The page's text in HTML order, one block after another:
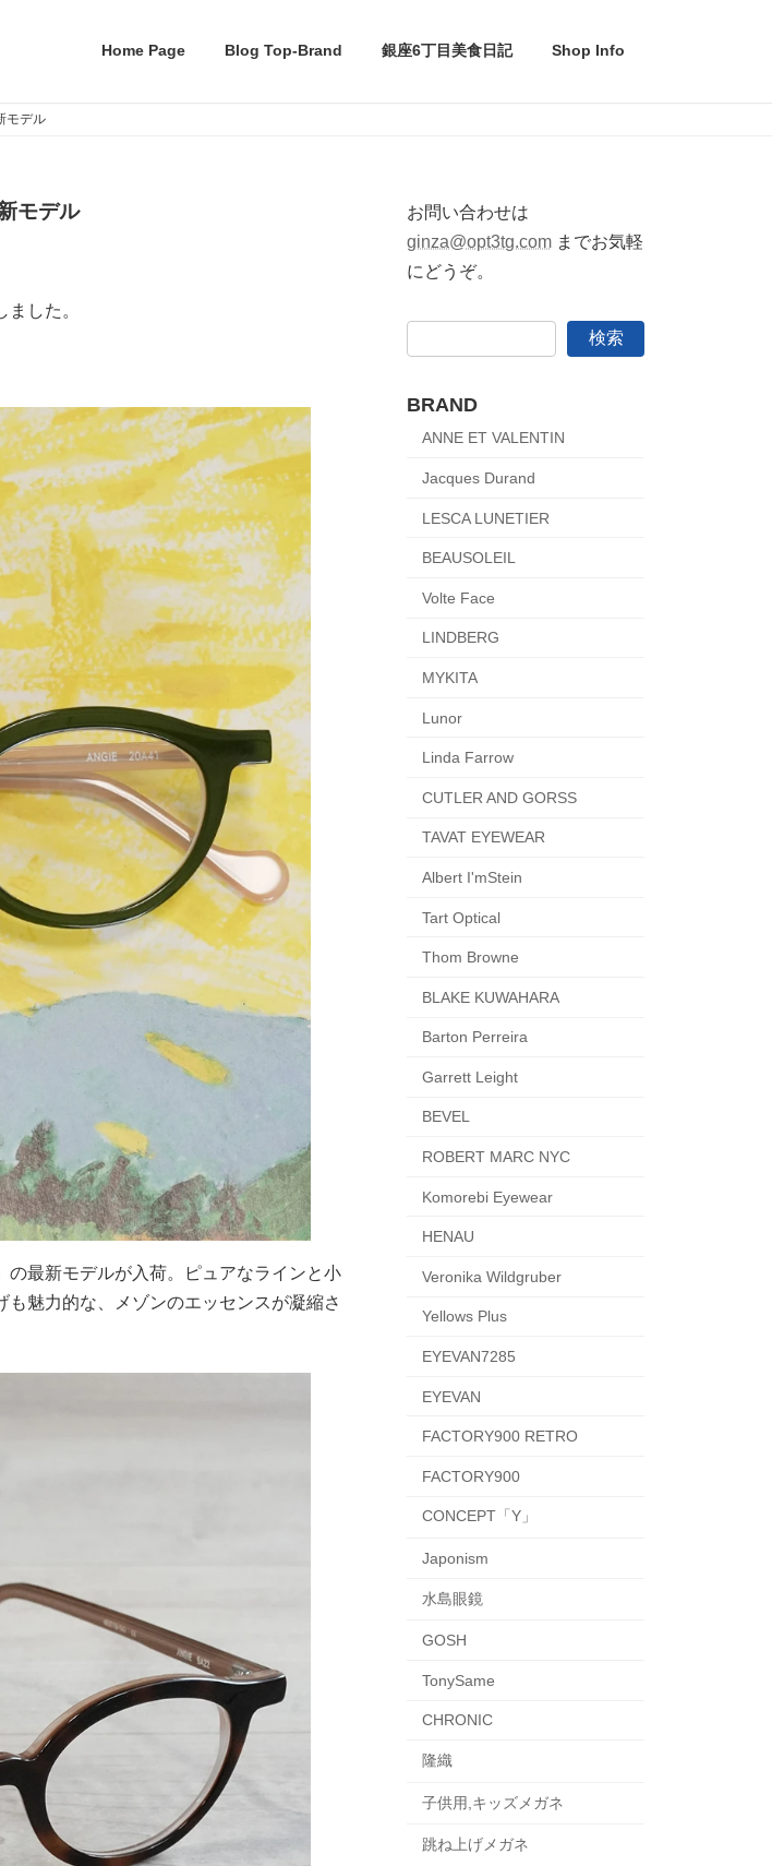
Home Page Blog Top-Brand 銀座6丁目美食日記 Shop Info
モデル
モデル
した。
最新モデルが入荷。ピュアなラインと小
魅力的な、メゾンのエッセンスが凝縮さ
お問い合わせは
ginza@opt3tg.comまでお気軽
にどうぞ。
検索
BRAND
ANNE ET VALENTIN
Jacques Durand
LESCA LUNETIER
BEAUSOLEIL
Volte Face
LINDBERG
MYKITA
Lunor
Linda Farrow
CUTLER AND GORSS
TAVAT EYEWEAR
Albert I'mStein
Tart Optical
Thom Browne
BLAKE KUWAHARA
Barton Perreira
Garrett Leight
BEVEL
ROBERT MARC NYC
Komorebi Eyewear
HENAU
Veronika Wildgruber
Yellows Plus
EYEVAN7285
EYEVAN
FACTORY900 RETRO
FACTORY900
CONCEPT「Y」
Japonism
水島眼鏡
GOSH
TonySame
CHRONIC
隆織
子供用,キッズメガネ
跳ね上げメガネ